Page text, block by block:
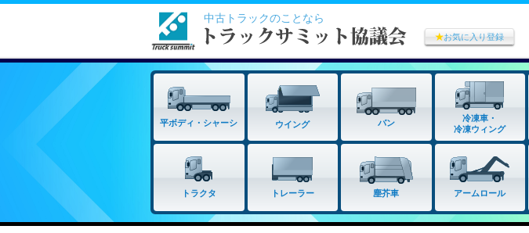
中古トラックのことなら
★お気に入り登録
平ボディ・シャーシ ウイング バン
冷凍車・
冷凍ウィング
トラクタ トレーラー 塵芥車 アームロール